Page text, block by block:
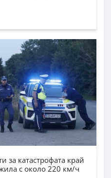
за катастрофата край
с около 220 км/ч